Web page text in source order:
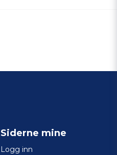
Siderne mine
Logg inn